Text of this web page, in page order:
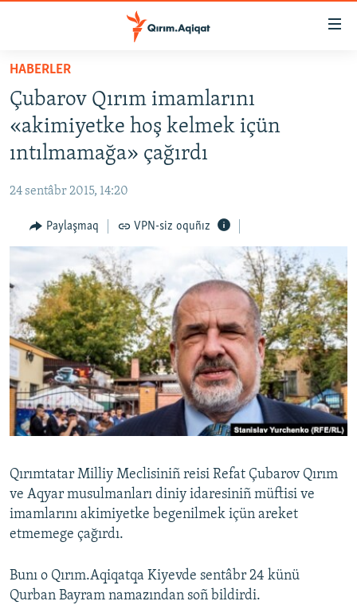
Esas
qaytmaq
Baş
navigatsiyağa
qaytmaq
Qıdıruvğa
HABERLER
SİYASET
İQTİSADİYAT
MEDENİYET
İNSAN AQLARI
SÜRET
BLOGLAR
FİKİR
Русский
Українською
RFE/RS bütün saytları
HABERLER
Çubarov Qırım imamlarını
«akimiyetke hoş kelmek içün
ıntılmamağa» çağırdı
24 sentâbr 2015, 14:20
Paylaşmaq VPN-siz oquñız
Qırımtatar Milliy Meclisiniñ reisi Refat Çubarov Qırım
ve Aqyar musulmanları diniy idaresiniñ müftisi ve
imamlarını akimiyetke begenilmek içün areket
etmemege çağırdı.
Bunı o Qırım.Aqiqatqa Kiyevde sentâbr 24 künü
Qurban Bayram namazından soñ bildirdi.